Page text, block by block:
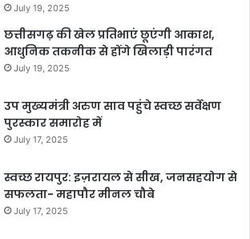
July 19, 2025
छत्तीसगढ़ की खेल प्रतिभाएं छूएंगी आकाश,
आधुनिक तकनीक से होंगे खिलाड़ी पारंगत
July 19, 2025
उप मुख्यमंत्री अरुण साव पहुंचे स्वच्छ सर्वेक्षण
पुरस्कार समारोह में
July 17, 2025
स्वच्छ रायपुर: इज़रायल से सीख, जनसहयोग से
सफलता- महापौर मीनल चौबे
July 17, 2025